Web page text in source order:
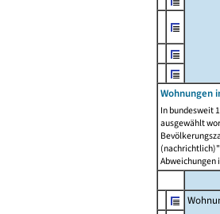
Wohnungen
In bundesweit
ausgewählt
Abweichungen